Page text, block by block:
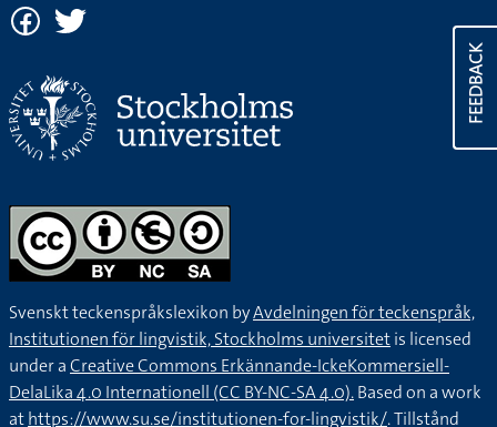
FEEDBACK
Svenskt teckenspråkslexikon byAvdelningen för teckenspråk,
Institutionen för lingvistik, Stockholms universitetis licensed
under aCreative Commons Erkännande-IckeKommersiell-
DelaLika 4.0 Internationell (CC BY-NC-SA 4.0).Based on a work
athttps://www.su.se/institutionen-for-lingvistik/. Tillstånd